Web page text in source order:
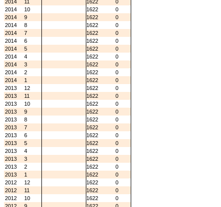
2014
11 1622
0
2014
10 1622
0
2014
9 1622
0
2014
8 1622
0
2014
7 1622
0
2014
6 1622
0
2014
5 1622
0
2014
4 1622
0
2014
3 1622
0
2014
2 1622
0
2014
1 1622
0
2013
12 1622
0
2013
11 1622
0
2013
10 1622
0
2013
9 1622
0
2013
8 1622
0
2013
7 1622
0
2013
6 1622
0
2013
5 1622
0
2013
4 1622
0
2013
3 1622
0
2013
2 1622
0
2013
1 1622
0
2012
12 1622
0
2012
11 1622
0
2012
10 1622
0